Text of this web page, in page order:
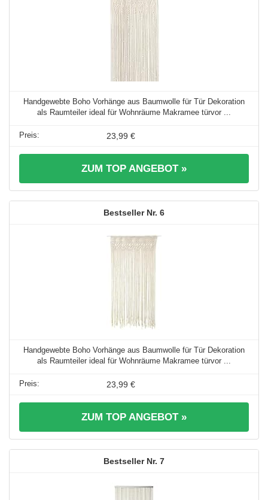
Handgewebte Boho Vorhänge aus Baumwolle für Tür Dekoration
als Raumteiler ideal für Wohnräume Makramee türvor ...
23,99 €
ZUM TOP ANGEBOT »
6
Handgewebte Boho Vorhänge aus Baumwolle für Tür Dekoration
als Raumteiler ideal für Wohnräume Makramee türvor ...
23,99 €
ZUM TOP ANGEBOT »
7